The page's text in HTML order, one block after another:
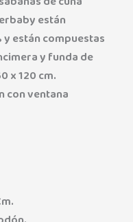
están
están compuestas
y funda de
x 120 cm.
con ventana